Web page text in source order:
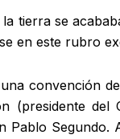
tierra se
en este rubro
convención
(presidente
Pablo